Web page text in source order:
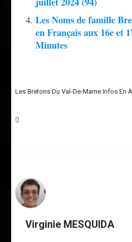
Les Noms de famille
en Français aux 16e et
Minutes
Les Bretons Du Val-De-Marne Infos En
0
Virginie MESQUIDA